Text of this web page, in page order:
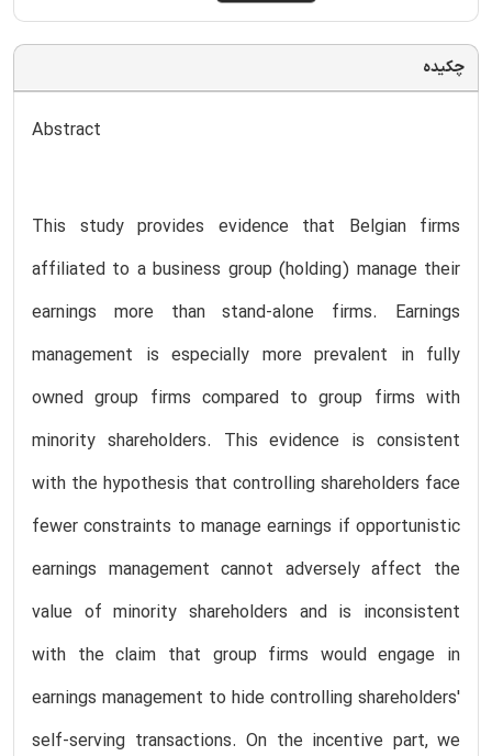
چکیده
Abstract
This study provides evidence that Belgian firms
affiliated to a business group (holding) manage their
earnings more than stand-alone firms. Earnings
management is especially more prevalent in fully
owned group firms compared to group firms with
minority shareholders. This evidence is consistent
with the hypothesis that controlling shareholders face
fewer constraints to manage earnings if opportunistic
earnings management cannot adversely affect the
value of minority shareholders and is inconsistent
with the claim that group firms would engage in
earnings management to hide controlling shareholders'
self-serving transactions. On the incentive part, we